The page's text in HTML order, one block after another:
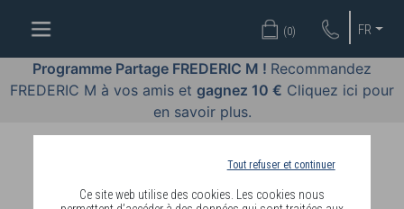
Tout refuser et continuer
Ce site web utilise des cookies. Les cookies nous
FR
(0)
Programme Partage FREDERIC M ! Recommandez
FREDERIC M à vos amis et gagnez 10 € Cliquez ici pour
en savoir plus.
OFFRES
COSMÉTIQUES
PARFUMS
BODY